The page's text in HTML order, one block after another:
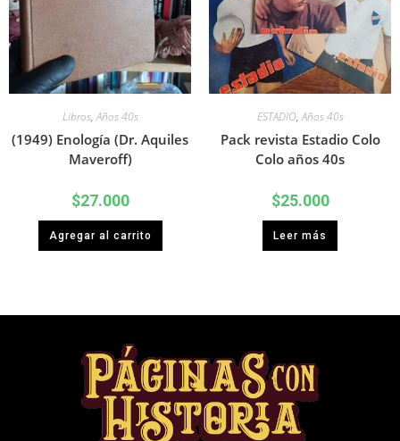
Libros,Años 40s
(1949) Enología (Dr. Aquiles
Maveroff)
$27.000
Agregar al carrito
ESTADIO,Años 40s
Pack revista Estadio Colo
Colo años 40s
$25.000
Leer más